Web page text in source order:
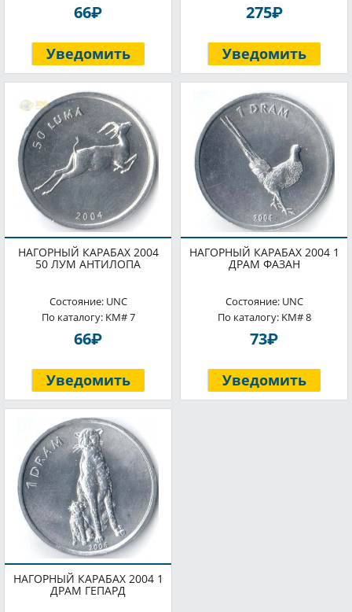
66P
Уведомить
275P
Уведомить
НАГОРНЫЙ КАРАБАХ 2004
50 ЛУМ АНТИЛОПА
Состояние: UNC
По каталогу: KM# 7
66P
Уведомить
НАГОРНЫЙ КАРАБАХ 2004 1
ДРАМ ФАЗАН
Состояние: UNC
По каталогу: KM# 8
73P
Уведомить
НАГОРНЫЙ КАРАБАХ 2004 1
ДРАМ ГЕПАРД